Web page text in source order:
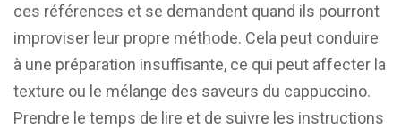
ces références et se demandent quand ils pourront
improviser leur propre méthode. Cela peut conduire
à une préparation insuffisante, ce qui peut affecter la
texture ou le mélange des saveurs du cappuccino.
Prendre le temps de lire et de suivre les instructions